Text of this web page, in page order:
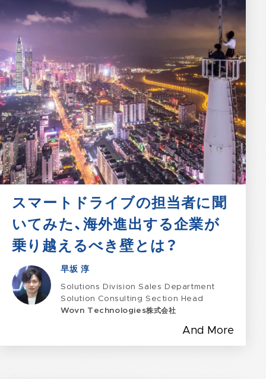
スマートドライブの担当者に聞
いてみた、海外進出する企業が
乗り越えるべき壁とは？
早坂 淳
Solutions Division Sales Department
Solution Consulting Section Head
Wovn Technologies株式会社
And More